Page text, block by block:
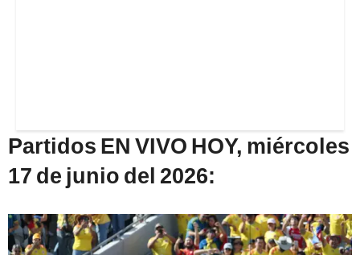
Partidos EN VIVO HOY, miércoles
17 de junio del 2026: